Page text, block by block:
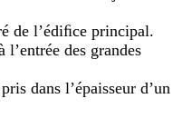
de l’édiﬁce principal.
l’entrée des grandes
dans l’épaisseur d’un